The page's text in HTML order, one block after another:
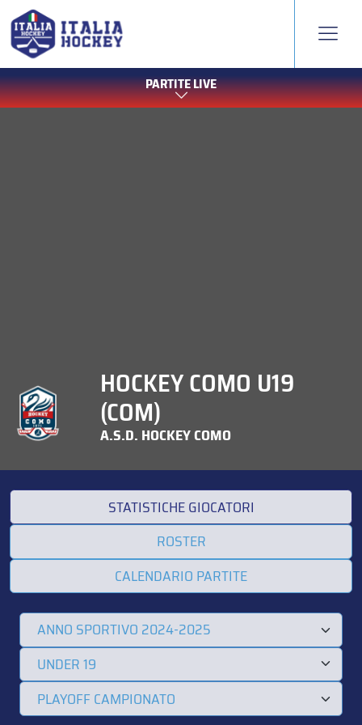
PARTITE LIVE
HOCKEY COMO U19
(COM)
A.S.D. HOCKEY COMO
STATISTICHE GIOCATORI
ROSTER
CALENDARIO PARTITE